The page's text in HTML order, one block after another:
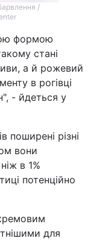
/
формою
стані
а й рожевий
в рогівці
- йдеться у
поширені різні
вони
в 1%
потенційно
для